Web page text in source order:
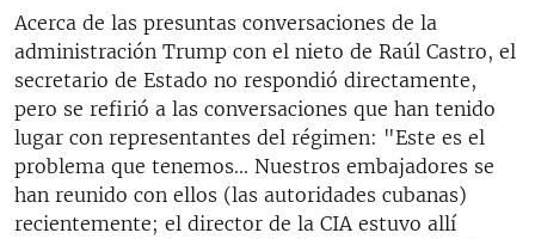
Acerca de las presuntas conversaciones de la
administración Trump con el nieto de Raúl Castro, el
secretario de Estado no respondió directamente,
pero se refirió a las conversaciones que han tenido
lugar con representantes del régimen: "Este es el
problema que tenemos... Nuestros embajadores se
han reunido con ellos (las autoridades cubanas)
recientemente; el director de la CIA estuvo allí